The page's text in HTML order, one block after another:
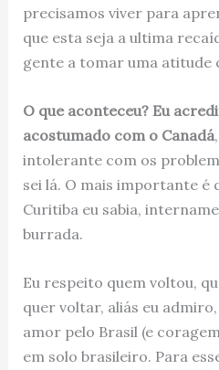
precisamos viver para
que esta seja a ultima
gente a tomar uma atitude
O que aconteceu? Eu
acostumado com o Canadá
intolerante com os
sei lá. O mais importante é
Curitiba eu sabia,
burrada.
Eu respeito quem voltou,
quer voltar, aliás eu
amor pelo Brasil (e
em solo brasileiro. Para